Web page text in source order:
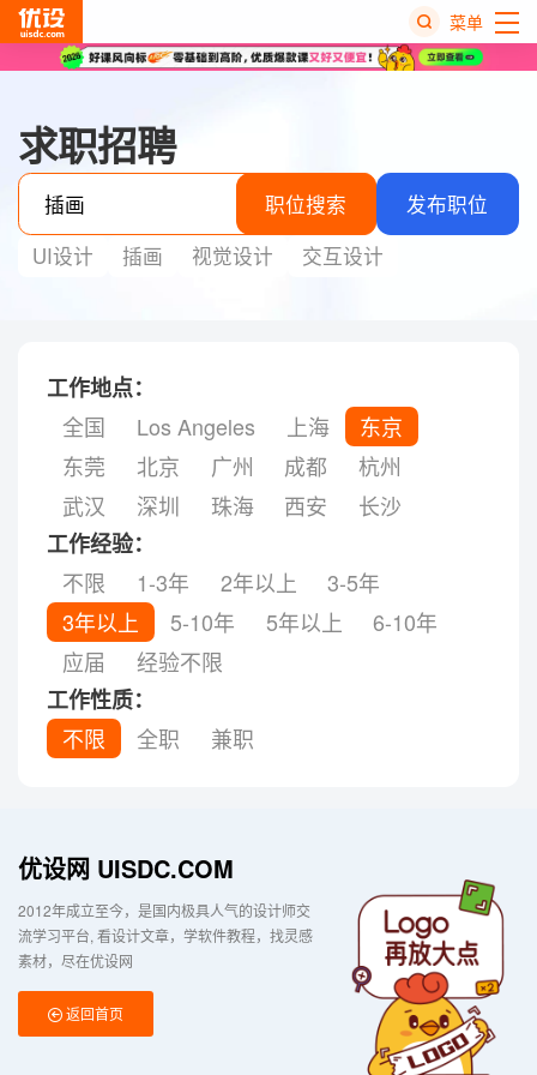
菜单
求职招聘
职位搜索
发布职位
UI设计
插画 视觉设计 交互设计
工作地点：
全国
Los Angeles 上海
东京
东莞
北京 广州 成都
杭州
武汉
深圳 珠海 西安
长沙
工作经验：
不限
1-3年 2年以上
3-5年
3年以上
5-10年 5年以上
6-10年
应届
经验不限
工作性质：
不限
全职 兼职
优设网 UISDC.COM
2012年成立至今，是国内极具人气的设计师交
流学习平台 看设计文章，学软件教程，找灵感
素材，尽在优设网
返回首页